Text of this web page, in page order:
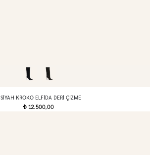
SIYAH KROKO ELFIDA DERI ÇIZME
t 12.500,00